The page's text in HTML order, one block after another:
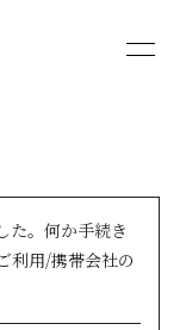
た。何か手続き
利用/携帯会社の